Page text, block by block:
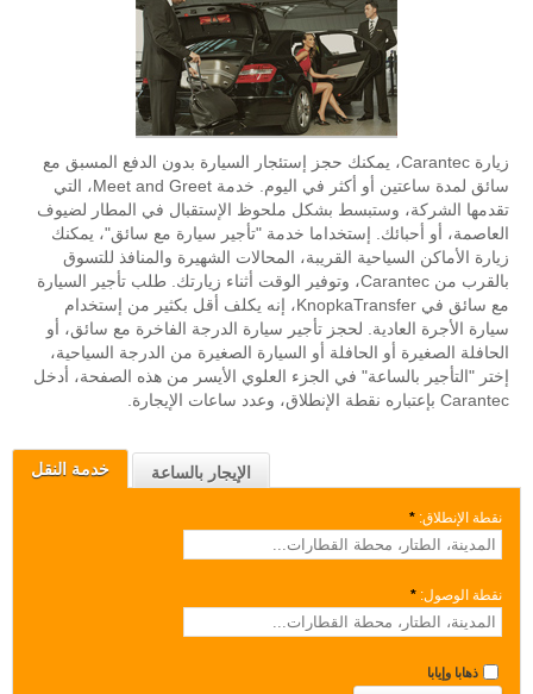
خدمة النقل الإيجار بالساعة
نقطة الإنطلاق: *
نقطة الوصول: *
ذهابا وإيابا
زيارة Carantec، يمكنك حجز إستئجار السيارة بدون الدفع المسبق مع
سائق لمدة ساعتين أو أكثر في اليوم. خدمة Meet and Greet، التي
تقدمها الشركة، وستبسط بشكل ملحوظ الإستقبال في المطار لضيوف
العاصمة، أو أحبائك. إستخداما خدمة "تأجير سيارة مع سائق"، يمكنك
زيارة الأماكن السياحية القريبة، المحالات الشهيرة والمنافذ للتسوق
بالقرب من Carantec، وتوفير الوقت أثناء زيارتك. طلب تأجير السيارة
مع سائق في KnopkaTransfer، إنه يكلف أقل بكثير من إستخدام
سيارة الأجرة العادية. لحجز تأجير سيارة الدرجة الفاخرة مع سائق، أو
الحافلة الصغيرة أو الحافلة أو السيارة الصغيرة من الدرجة السياحية،
إختر "التأجير بالساعة" في الجزء العلوي الأيسر من هذه الصفحة، أدخل
Carantec بإعتباره نقطة الإنطلاق، وعدد ساعات الإيجارة.